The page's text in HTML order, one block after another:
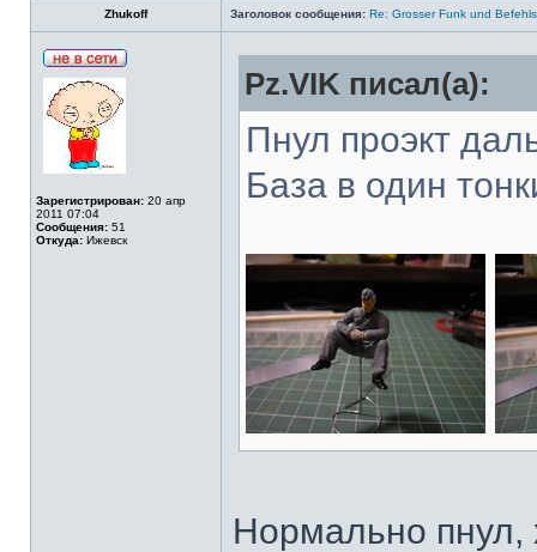
Zhukoff Заголовок сообщения: Re: Grosser Funk und
Зарегистрирован: 20 апр
2011 07:04
Сообщения: 51
Откуда: Ижевск
Pz.VIK писал(а):
Пнул проэкт
База в один
Нормально пнул,